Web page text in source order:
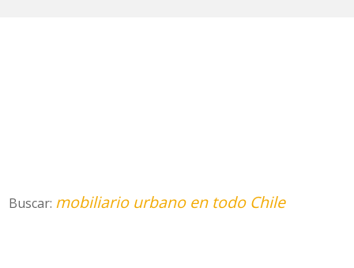
Buscar: mobiliario urbano en todo Chile